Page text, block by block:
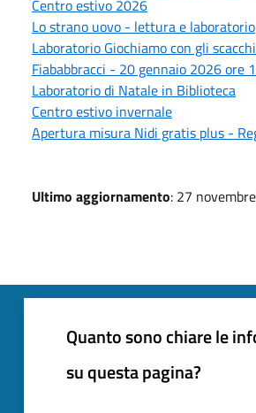
Centro estivo 2026
Lo strano uovo - lettura e laboratorio
Laboratorio Giochiamo con gli
Fiababbracci - 20 gennaio 2026 ore
Laboratorio di Natale in Biblioteca
Centro estivo invernale
Apertura misura Nidi gratis plus -
Ultimo aggiornamento: 27
Quanto sono chiare le
su questa pagina?